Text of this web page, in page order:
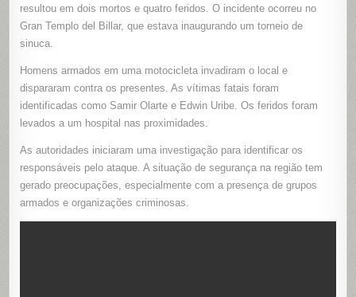
MORTOS
resultou em dois mortos e quatro feridos. O incidente ocorreu no
Gran Templo del Billar, que estava inaugurando um torneio de
sinuca.
Homens armados em uma motocicleta invadiram o local e
dispararam contra os presentes. As vítimas fatais foram
identificadas como Samir Olarte e Edwin Uribe. Os feridos foram
levados a um hospital nas proximidades.
As autoridades iniciaram uma investigação para identificar os
responsáveis pelo ataque. A situação de segurança na região tem
gerado preocupações, especialmente com a presença de grupos
armados e organizações criminosas.